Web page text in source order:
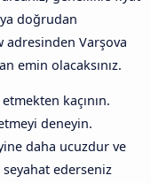
doğrudan
adresinden Varşova
emin olacaksınız.
kaçının.
deneyin.
daha ucuzdur ve
seyahat ederseniz